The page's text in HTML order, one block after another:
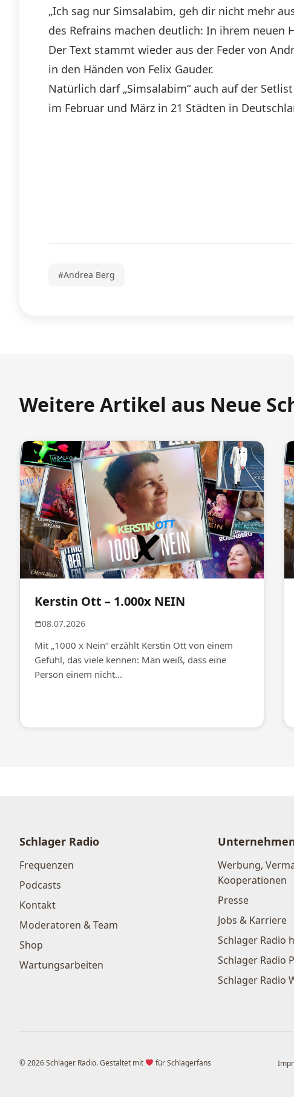
„Ich sag nur Simsalabim, geh dir nicht mehr
des Refrains machen deutlich: In ihrem
Der Text stammt wieder aus der Feder von
in den Händen von Felix Gauder.
Natürlich darf „Simsalabim“ auch auf der
im Februar und März in 21 Städten in
#Andrea Berg
Weitere Artikel aus Neue
Kerstin Ott – 1.000x NEIN
08.07.2026
Mit „1000 x Nein“ erzählt Kerstin Ott von einem
Gefühl, das viele kennen: Man weiß, dass eine
Person einem nicht...
Schlager Radio
Frequenzen
Podcasts
Kontakt
Moderatoren & Team
Shop
Wartungsarbeiten
Werbung,
Kooperationen
Presse
Jobs & Karriere
Schlager Radio
Schlager Radio
Schlager Radio
© 2026 Schlager Radio. Gestaltet mit für Schlagerfans